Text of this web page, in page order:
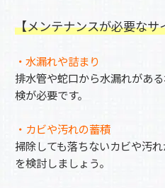
【メンテナンスが必要なサ
・水漏れや詰まり
排水管や蛇口から水漏れがあ
検が必要です。
・カビや汚れの蓄積
掃除しても落ちないカビや汚
を検討しましょう。